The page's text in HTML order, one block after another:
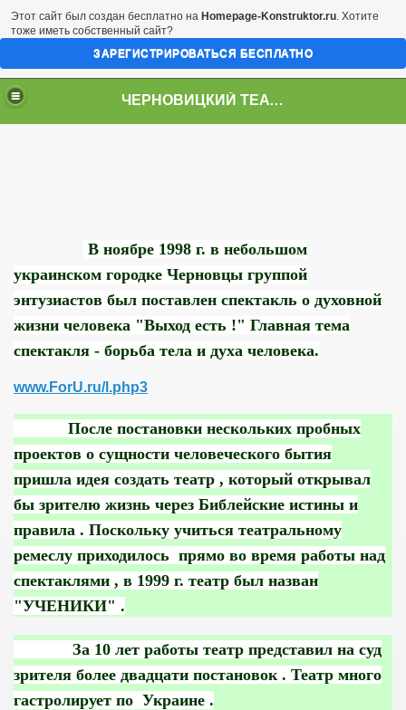
ЧЕРНОВИЦКИЙ ТЕАТР "УЧЕНИКИ"
В ноябре 1998 г. в небольшом
украинском городке Черновцы группой
энтузиастов был поставлен спектакль о духовной
жизни человека "Выход есть !" Главная тема
спектакля - борьба тела и духа человека.
www.ForU.ru/l.php3
После постановки нескольких пробных
проектов о сущности человеческого бытия
пришла идея создать театр , который открывал
бы зрителю жизнь через Библейские истины и
правила . Поскольку учиться театральному
ремеслу приходилось прямо во время работы над
спектаклями , в 1999 г. театр был назван
"УЧЕНИКИ" .
За 10 лет работы театр представил на суд
зрителя более двадцати постановок . Театр много
гастролирует по Украине .
Этот сайт был создан бесплатно на Homepage-Konstruktor.ru. Хотите
тоже иметь собственный сайт?
ЗАРЕГИСТРИРОВАТЬСЯ БЕСПЛАТНО